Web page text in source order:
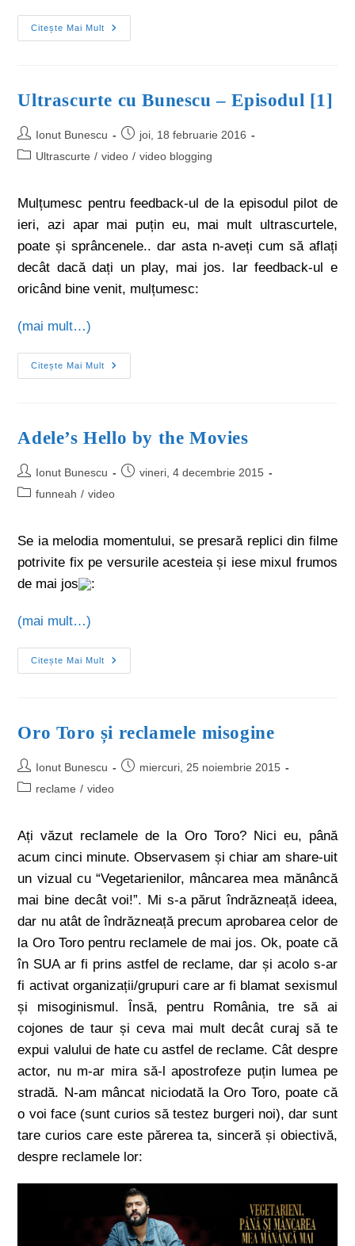
Citește Mai Mult
Ultrascurte cu Bunescu – Episodul [1]
Ionut Bunescu
joi, 18 februarie 2016
Ultrascurte / video / video blogging
Mulțumesc pentru feedback-ul de la episodul pilot de
ieri, azi apar mai puțin eu, mai mult ultrascurtele,
poate și sprâncenele.. dar asta n-aveți cum să aflați
decât dacă dați un play, mai jos. Iar feedback-ul e
oricând bine venit, mulțumesc:
(mai mult…)
Citește Mai Mult
Adele’s Hello by the Movies
Ionut Bunescu
vineri, 4 decembrie 2015
funneah / video
Se ia melodia momentului, se presară replici din filme
potrivite fix pe versurile acesteia și iese mixul frumos
de mai jos
:
(mai mult…)
Citește Mai Mult
Oro Toro și reclamele misogine
Ionut Bunescu
miercuri, 25 noiembrie 2015
reclame / video
Ați văzut reclamele de la Oro Toro? Nici eu, până
acum cinci minute. Observasem și chiar am share-uit
un vizual cu “Vegetarienilor, mâncarea mea mănâncă
mai bine decât voi!”. Mi s-a părut îndrăzneață ideea,
dar nu atât de îndrăzneață precum aprobarea celor de
la Oro Toro pentru reclamele de mai jos. Ok, poate că
în SUA ar fi prins astfel de reclame, dar și acolo s-ar
fi activat organizații/grupuri care ar fi blamat sexismul
și misoginismul. Însă, pentru România, tre să ai
cojones de taur și ceva mai mult decât curaj să te
expui valului de hate cu astfel de reclame. Cât despre
actor, nu m-ar mira să-l apostrofeze puțin lumea pe
stradă. N-am mâncat niciodată la Oro Toro, poate că
o voi face (sunt curios să testez burgeri noi), dar sunt
tare curios care este părerea ta, sinceră și obiectivă,
despre reclamele lor: